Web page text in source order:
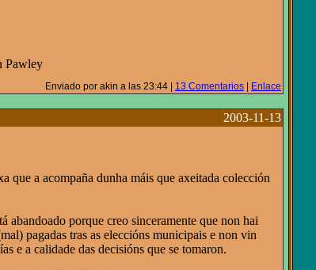
Pawley
Enviado por akin a las 23:44 | 13 Comentarios Enlace
2003-11-13
que a acompaña dunha máis que axeitada colección
abandoado porque creo sinceramente que non hai
pagadas tras as eleccións municipais e non vin
e a calidade das decisións que se tomaron.